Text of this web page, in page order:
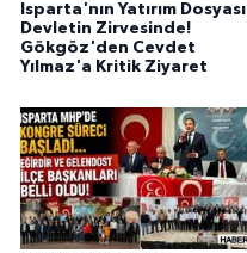
Isparta'nın Yatırım Dosyası
Devletin Zirvesinde!
Gökgöz'den Cevdet
Yılmaz'a Kritik Ziyaret